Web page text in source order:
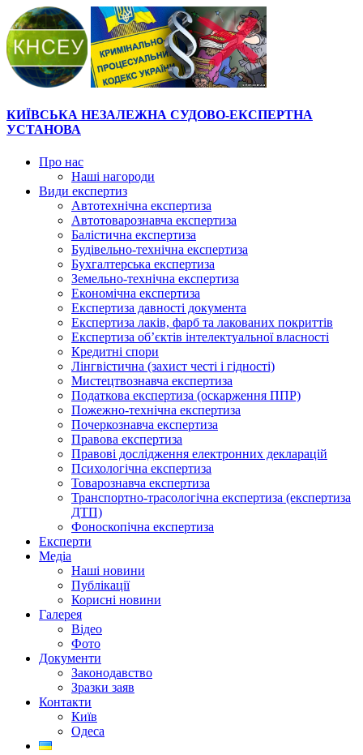
КИЇВСЬКА НЕЗАЛЕЖНА СУДОВО-ЕКСПЕРТНА
УСТАНОВА
Про нас
Наші нагороди
Види експертиз
Автотехнічна експертиза
Автотоварознавча експертиза
Балістична експертиза
Будівельно-технічна експертиза
Бухгалтерська експертиза
Земельно-технічна експертиза
Економічна експертиза
Експертиза давності документа
Експертиза лаків, фарб та лакованих покриттів
Експертиза об’єктів інтелектуальної власності
Кредитні спори
Лінгвістична (захист честі і гідності)
Мистецтвознавча експертиза
Податкова експертиза (оскарження ППР)
Пожежно-технічна експертиза
Почеркознавча експертиза
Правова експертиза
Правові дослідження електронних декларацій
Психологічна експертиза
Товарознавча експертиза
Транспортно-трасологічна експертиза (експертиза
ДТП)
Фоноскопічна експертиза
Експерти
Медіа
Наші новини
Публікації
Корисні новини
Галерея
Відео
Фото
Документи
Законодавство
Зразки заяв
Контакти
Київ
Одеса